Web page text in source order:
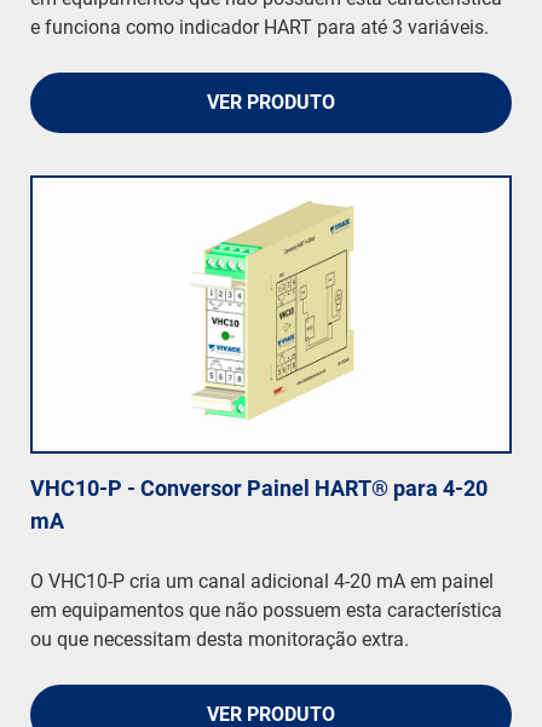
e funciona como indicador HART para até 3 variáveis.
VER PRODUTO
VHC10-P - Conversor Painel HART® para 4-20
mA
O VHC10-P cria um canal adicional 4-20 mA em painel
em equipamentos que não possuem esta característica
ou que necessitam desta monitoração extra.
VER PRODUTO